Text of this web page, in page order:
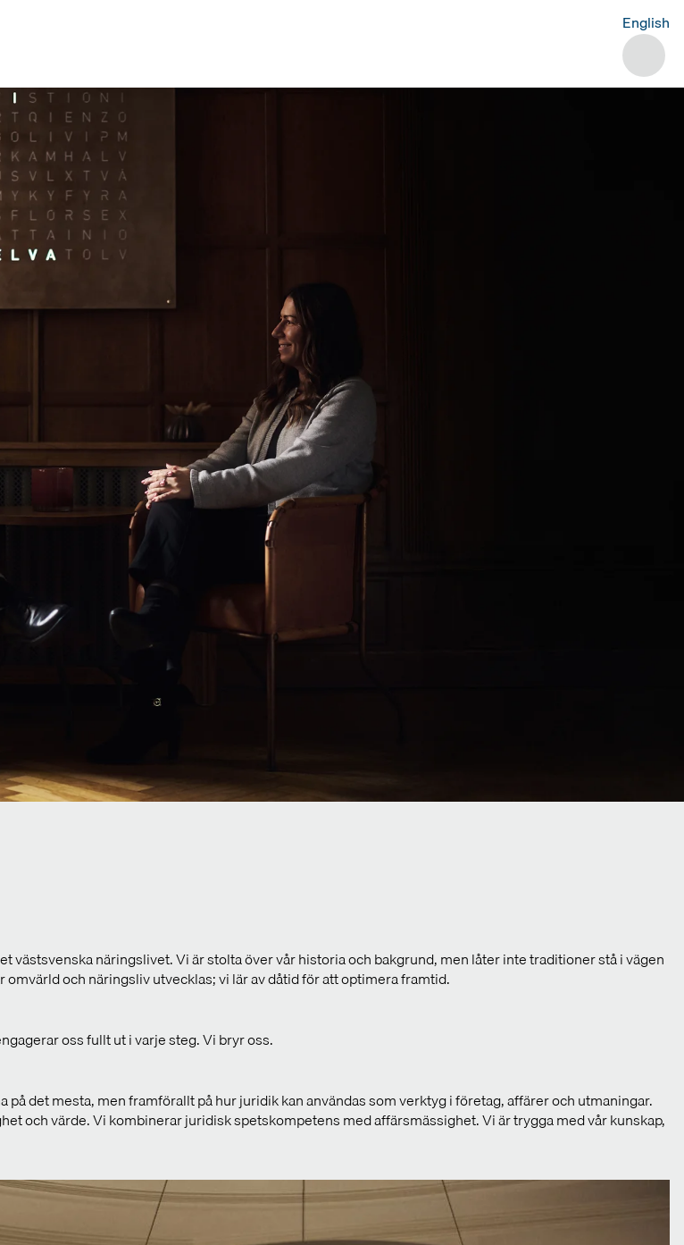
English
västsvenska näringslivet. Vi är stolta över vår historia och bakgrund, men låter inte traditioner stå i vägen
och näringsliv utvecklas; vi lär av dåtid för att optimera framtid.
oss fullt ut i varje steg. Vi bryr oss.
det mesta, men framförallt på hur juridik kan användas som verktyg i företag, affärer och utmaningar.
och värde. Vi kombinerar juridisk spetskompetens med affärsmässighet. Vi är trygga med vår kunskap,